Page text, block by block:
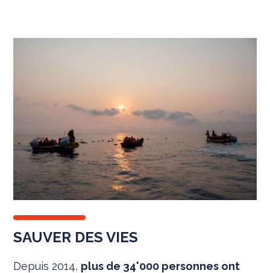
SAUVER DES VIES
Depuis 2014, plus de 34'000 personnes ont